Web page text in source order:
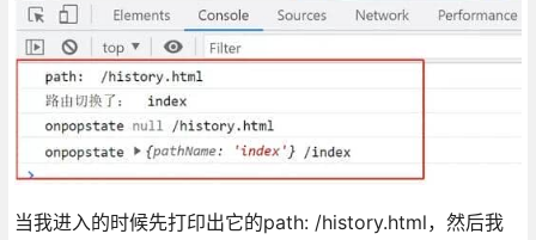
当我进入的时候先打印出它的path: /history.html，然后我